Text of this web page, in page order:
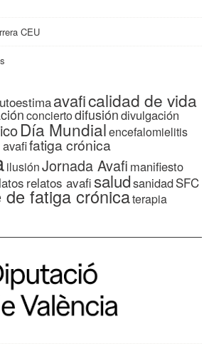
CEU
avaficalidad de vida
conciertodifusióndivulgación
Día Mundialencefalomielitis
fatiga crónica
ilusiónJornada Avafi manifiesto
relatos avafisaludsanidadSFC
de fatiga crónicaterapia